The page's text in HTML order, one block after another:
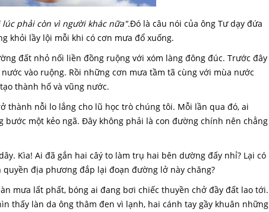
phải còn vì người khác nữa".Đó là câu nói của ông Tư dạy đứa
khỏi lầy lội mỗi khi có cơn mưa đổ xuống.
đất nhỏ nối liền đồng ruộng với xóm làng đông đúc. Trước đây
vào ruộng. Rồi những cơn mưa tầm tã cùng với mùa nước
thành hố và vũng nước.
thành nỗi lo lắng cho lũ học trò chúng tôi. Mỗi lần qua đó, ai
một kẻo ngã. Đây không phải là con đường chính nên chẳng
Kìa! Ai đã gắn hai câý to làm trụ hai bên dường đấy nhỉ? Lại có
địa phương đắp lại đoạn đường lở này chăng?
mưa lất phất, bóng ai đang bơi chiếc thuyền chở đầy đất lao tới.
thấy làn da ông thâm đen vì lạnh, hai cánh tay gầy khuân những